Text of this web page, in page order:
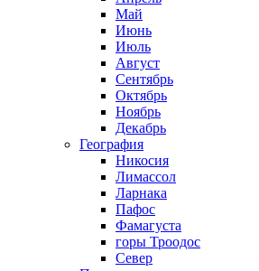
Май
Июнь
Июль
Август
Сентябрь
Октябрь
Ноябрь
Декабрь
География
Никосия
Лимассол
Ларнака
Пафос
Фамагуста
горы Троодос
Север